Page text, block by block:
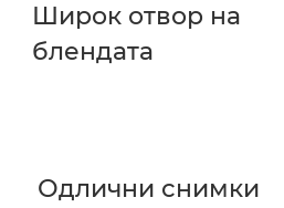
Широк отвор на
блендата
Одлични снимки